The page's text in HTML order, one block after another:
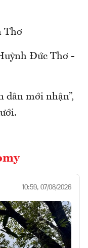
Thơ
Đức Thơ -
dân mới nhận”,
10:59, 07/08/2026